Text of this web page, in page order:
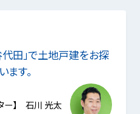
代田」で土地戸建をお探
ます。
ー】 石川 光太